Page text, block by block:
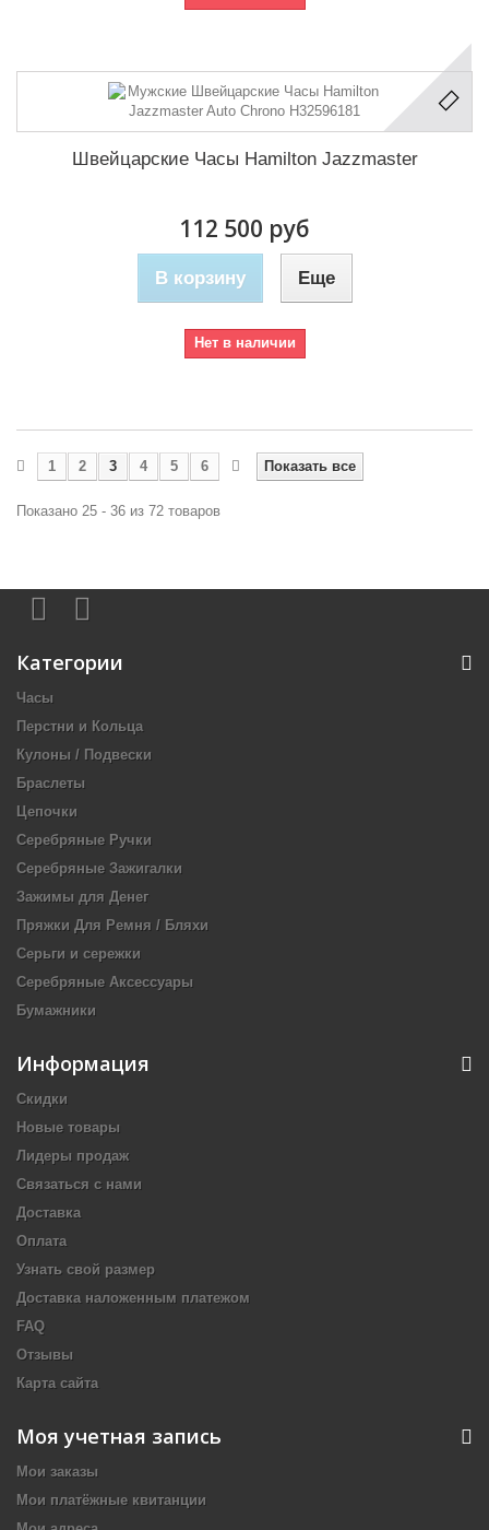
Швейцарские Часы Hamilton Jazzmaster
112 500 руб
В корзину Еще
Нет в наличии
Показать все
1 2 3 4 5 6
Показано 25 - 36 из 72 товаров
Категории
Часы
Перстни и Кольца
Кулоны / Подвески
Браслеты
Цепочки
Серебряные Ручки
Серебряные Зажигалки
Зажимы для Денег
Пряжки Для Ремня / Бляхи
Серьги и сережки
Серебряные Аксессуары
Бумажники
Информация
Скидки
Новые товары
Лидеры продаж
Связаться с нами
Доставка
Оплата
Узнать свой размер
Доставка наложенным платежом
FAQ
Отзывы
Карта сайта
Моя учетная запись
Мои заказы
Мои платёжные квитанции